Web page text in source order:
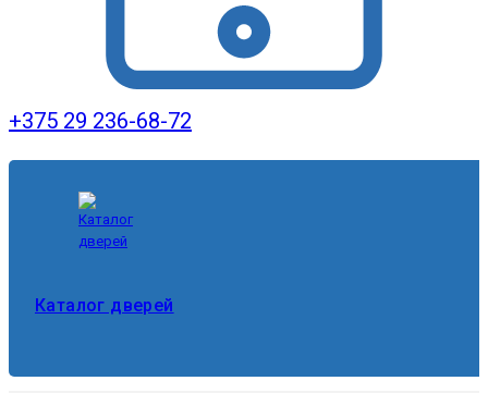
+375 29 236-68-72
Каталог дверей